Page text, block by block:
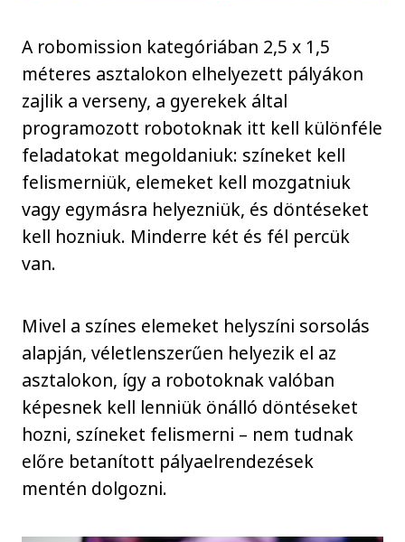
A robomission kategóriában 2,5 x 1,5
méteres asztalokon elhelyezett pályákon
zajlik a verseny, a gyerekek által
programozott robotoknak itt kell különféle
feladatokat megoldaniuk: színeket kell
felismerniük, elemeket kell mozgatniuk
vagy egymásra helyezniük, és döntéseket
kell hozniuk. Minderre két és fél percük
van.
Mivel a színes elemeket helyszíni sorsolás
alapján, véletlenszerűen helyezik el az
asztalokon, így a robotoknak valóban
képesnek kell lenniük önálló döntéseket
hozni, színeket felismerni – nem tudnak
előre betanított pályaelrendezések
mentén dolgozni.